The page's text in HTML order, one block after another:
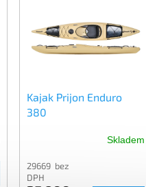
Kajak Prijon Enduro
380
Skladem
29669 bez
DPH